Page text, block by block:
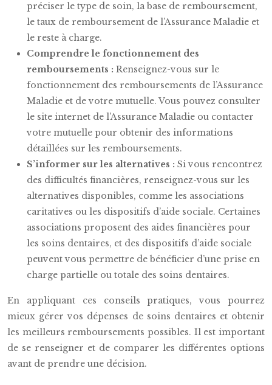
préciser le type de soin, la base de remboursement,
le taux de remboursement de l’Assurance Maladie et
le reste à charge.
Comprendre le fonctionnement des
remboursements : Renseignez-vous sur le
fonctionnement des remboursements de l’Assurance
Maladie et de votre mutuelle. Vous pouvez consulter
le site internet de l’Assurance Maladie ou contacter
votre mutuelle pour obtenir des informations
détaillées sur les remboursements.
S’informer sur les alternatives : Si vous rencontrez
des difficultés financières, renseignez-vous sur les
alternatives disponibles, comme les associations
caritatives ou les dispositifs d’aide sociale. Certaines
associations proposent des aides financières pour
les soins dentaires, et des dispositifs d’aide sociale
peuvent vous permettre de bénéficier d’une prise en
charge partielle ou totale des soins dentaires.
En appliquant ces conseils pratiques, vous pourrez
mieux gérer vos dépenses de soins dentaires et obtenir
les meilleurs remboursements possibles. Il est important
de se renseigner et de comparer les différentes options
avant de prendre une décision.